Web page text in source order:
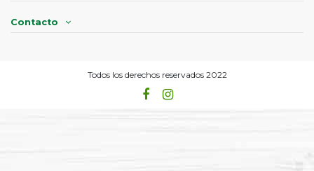
Contacto
Todos los derechos reservados 2022